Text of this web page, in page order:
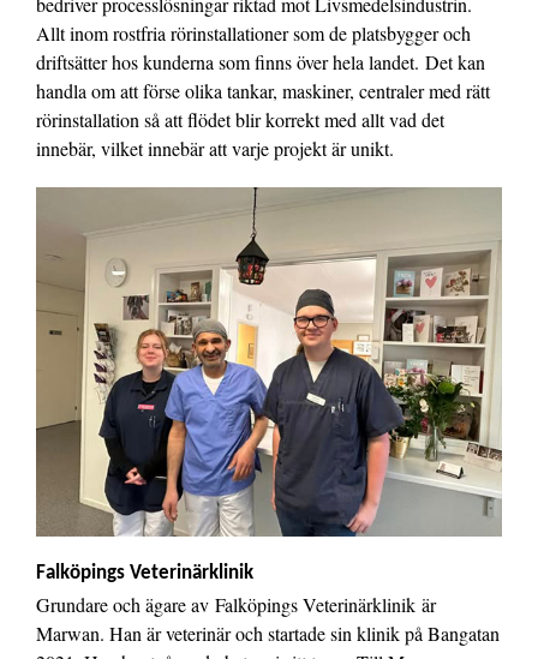
Allt inom rostfria rörinstallationer som de platsbygger och
driftsätter hos kunderna som finns över hela landet. Det kan
handla om att förse olika tankar, maskiner, centraler med rätt
rörinstallation så att flödet blir korrekt med allt vad det
innebär, vilket innebär att varje projekt är unikt.
Falköpings Veterinärklinik
Grundare och ägare av Falköpings Veterinärklinik är
Marwan. Han är veterinär och startade sin klinik på Bangatan